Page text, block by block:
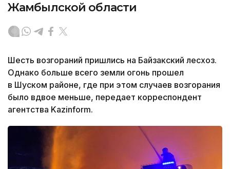
Жамбылской области
Шесть возгораний пришлись на Байзакский лесхоз.
Однако больше всего земли огонь прошел
в Шуском районе, где при этом случаев возгорания
было вдвое меньше, передает корреспондент
агентства Kazinform.